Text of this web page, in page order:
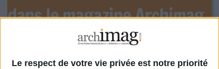
Le respect de votre vie privée est notre priorité
dans le magazine Archimag